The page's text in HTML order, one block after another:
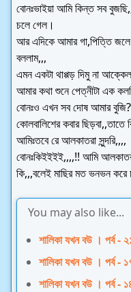
বোনঃভাইয়া আমি কিন্ত সব
চলে গেল।
আর এদিকে আমার গা,পিত্তি জলে
বললাম,,,
এমন একটা থাপ্পড় দিমু না
আমার কথা শুনে পেত্নীটা এক
বোনঃও এখন সব দোষ আমার
কোলবালিশের কবার
আমিঃতবে রে আলকাতরা সুন্দরি,,,,
বোনঃকিইইইই,,,,!! আমি
কি,,,বলেই মাছির মত ভনভন করে
You may also like...
শালিকা যখন বউ । পর্ব -
শালিকা যখন বউ । পর্ব -
শালিকা যখন বউ । পর্ব -